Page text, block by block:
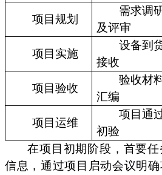
项目规划
需求调
及评审
项目实施
设备到
接收
项目验收
验收材
汇编
项目运维
项目通
初验
在项目初期阶段，首要
信息，通过项目启动会议明